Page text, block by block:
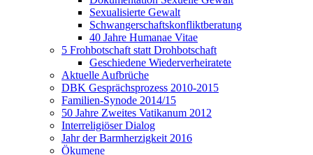
Sexualisierte Gewalt
Schwangerschaftskonfliktberatung
40 Jahre Humanae Vitae
5 Frohbotschaft statt Drohbotschaft
Geschiedene Wiederverheiratete
Aktuelle Aufbrüche
DBK Gesprächsprozess 2010-2015
Familien-Synode 2014/15
50 Jahre Zweites Vatikanum 2012
Interreligiöser Dialog
Jahr der Barmherzigkeit 2016
Ökumene